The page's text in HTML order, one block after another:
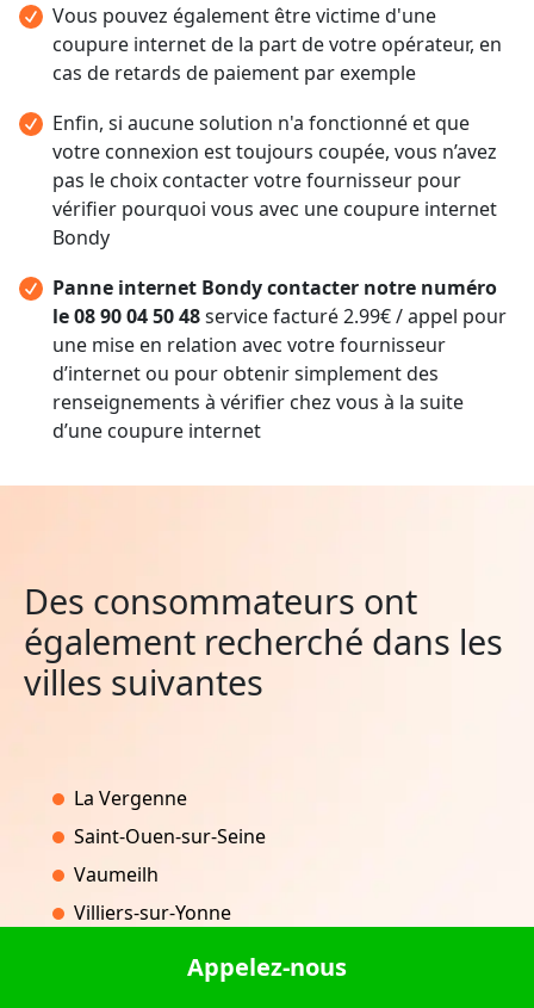
Vous pouvez également être victime d'une
coupure internet de la part de votre opérateur, en
cas de retards de paiement par exemple
Enfin, si aucune solution n'a fonctionné et que
votre connexion est toujours coupée, vous n’avez
pas le choix contacter votre fournisseur pour
vérifier pourquoi vous avec une coupure internet
Bondy
Panne internet Bondy contacter notre numéro
le 08 90 04 50 48service facturé 2.99€ / appel pour
une mise en relation avec votre fournisseur
d’internet ou pour obtenir simplement des
renseignements à vérifier chez vous à la suite
d’une coupure internet
Des consommateurs ont
également recherché dans les
villes suivantes
La Vergenne
Saint-Ouen-sur-Seine
Vaumeilh
Villiers-sur-Yonne
Appelez-nous